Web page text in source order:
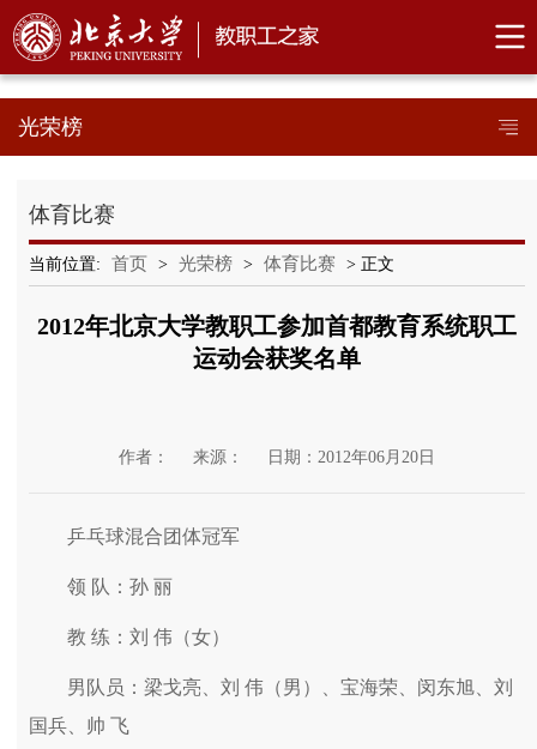
光荣榜
体育比赛
当前位置: 首页 > 光荣榜 > 体育比赛 > 正文
2012年北京大学教职工参加首都教育系统职工
运动会获奖名单
作者： 来源： 日期：2012年06月20日
乒乓球混合团体冠军
领 队：孙 丽
教 练：刘 伟（女）
男队员：梁戈亮、刘 伟（男）、宝海荣、闵东旭、刘
国兵、帅 飞